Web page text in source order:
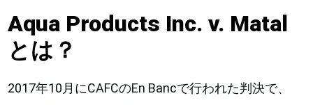
Aqua Products Inc. v. Matal
とは？
2017年10月にCAFCのEn Bancで行われた判決で、